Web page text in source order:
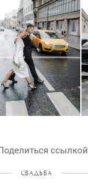
ссылкой
СВАДЬБА